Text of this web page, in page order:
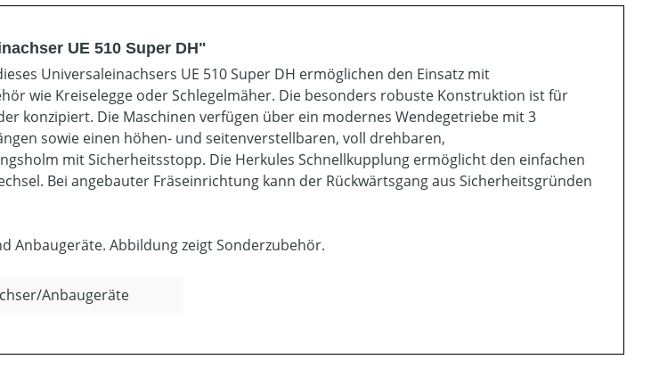
UE 510 Super DH"
Universaleinachsers UE 510 Super DH ermöglichen den Einsatz mit
wie Kreiselegge oder Schlegelmäher. Die besonders robuste Konstruktion ist für
konzipiert. Die Maschinen verfügen über ein modernes Wendegetriebe mit 3
sowie einen höhen- und seitenverstellbaren, voll drehbaren,
mit Sicherheitsstopp. Die Herkules Schnellkupplung ermöglicht den einfachen
Bei angebauter Fräseinrichtung kann der Rückwärtsgang aus Sicherheitsgründen
Anbaugeräte. Abbildung zeigt Sonderzubehör.
Anbaugeräte